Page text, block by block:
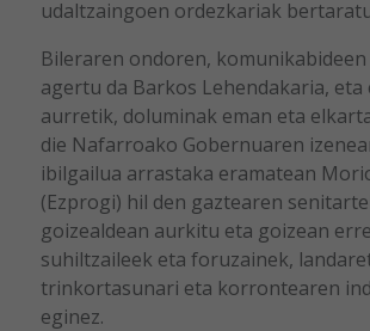
udaltzaingoen ordezkariak
Bileraren ondoren,
agertu da Barkos Lehendakaria, eta
aurretik, doluminak eman eta
die Nafarroako Gobernuaren
ibilgailua arrastaka eramatean
(Ezprogi) hil den gaztearen
goizealdean aurkitu eta goizean
suhiltzaileek eta foruzainek,
trinkortasunari eta korrontearen
eginez.